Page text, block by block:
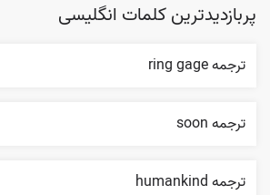
پربازدیدترین کلمات انگلیسی
ترجمه ring gage
ترجمه soon
ترجمه humankind